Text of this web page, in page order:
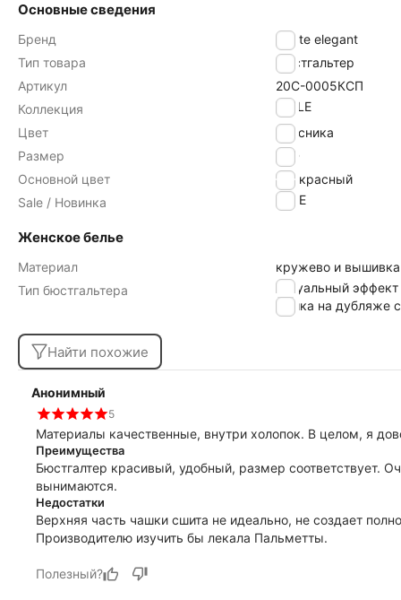
Основные сведения
Бренд
Conte elegant
Тип товара
Бюстгальтер
Артикул
20С-0005КСП
Коллекция
VOILE
Цвет
брусника
Размер
70D
Основной цвет
красный
Sale / Новинка
SALE
Женское белье
Материал
кружево и вышивка
Тип бюстгальтера
визуальный
чашка на дубляже
Найти похожие
Анонимный
5
Материалы качественные, внутри холопок. В целом, я
Преимущества
Бюстгалтер красивый, удобный, размер соответствует.
вынимаются.
Недостатки
Верхняя часть чашки сшита не идеально, не создает
Производителю изучить бы лекала Пальметты.
Полезный?